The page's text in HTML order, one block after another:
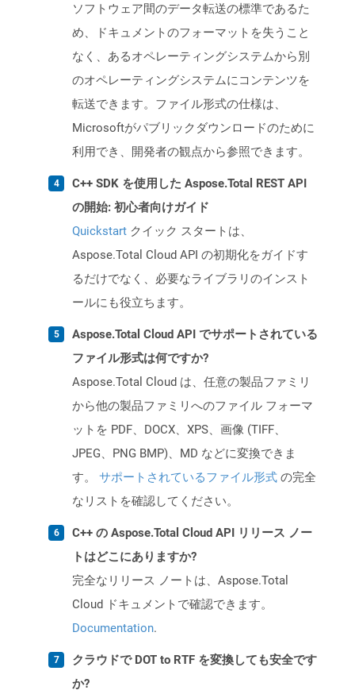
ソフトウェア間のデータ転送の標準であるた
め、ドキュメントのフォーマットを失うこと
なく、あるオペレーティングシステムから別
のオペレーティングシステムにコンテンツを
転送できます。ファイル形式の仕様は、
Microsoftがパブリックダウンロードのために
利用でき、開発者の観点から参照できます。
C++ SDK を使用した Aspose.Total REST API
の開始: 初心者向けガイド
Quickstart クイック スタートは、
Aspose.Total Cloud API の初期化をガイドす
るだけでなく、必要なライブラリのインスト
ールにも役立ちます。
Aspose.Total Cloud API でサポートされている
ファイル形式は何ですか?
Aspose.Total Cloud は、任意の製品ファミリ
から他の製品ファミリへのファイル フォーマ
ットを PDF、DOCX、XPS、画像 (TIFF、
JPEG、PNG BMP)、MD などに変換できま
す。 サポートされているファイル形式 の完全
なリストを確認してください。
C++ の Aspose.Total Cloud API リリース ノー
トはどこにありますか?
完全なリリース ノートは、Aspose.Total
Cloud ドキュメントで確認できます。
Documentation.
クラウドで DOT to RTF を変換しても安全です
か?